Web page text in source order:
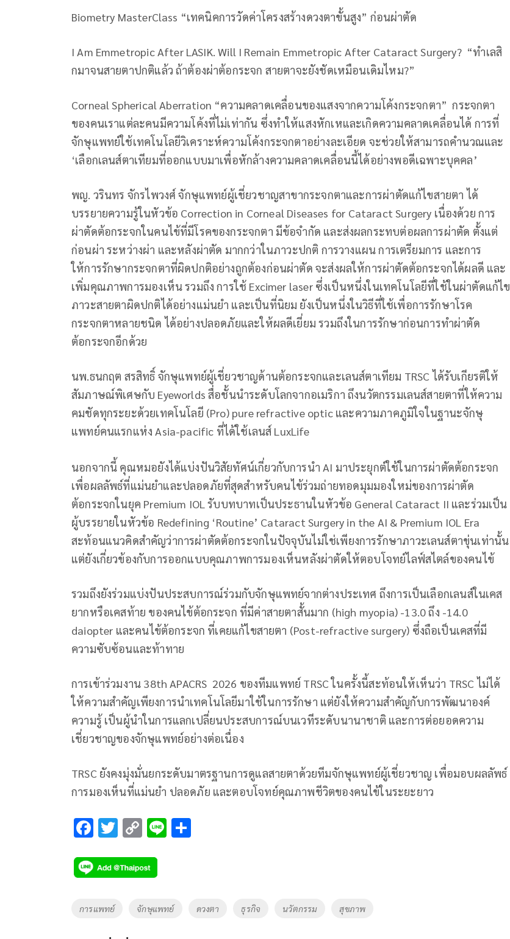
Biometry MasterClass “เทคนิคการวัดค่าโครงสร้างดวงตาขั้นสูง” ก่อนผ่าตัด
I Am Emmetropic After LASIK. Will I Remain Emmetropic After Cataract Surgery? “ทำเลสิ
กมาจนสายตาปกติแล้ว ถ้าต้องผ่าต้อกระจก สายตาจะยังชัดเหมือนเดิมไหม?”
Corneal Spherical Aberration “ความคลาดเคลื่อนของแสงจากความโค้งกระจกตา” กระจกตา
ของคนเราแต่ละคนมีความโค้งที่ไม่เท่ากัน ซึ่งทำให้แสงหักเหและเกิดความคลาดเคลื่อนได้ การที่
จักษุแพทย์ใช้เทคโนโลยีวิเคราะห์ความโค้งกระจกตาอย่างละเอียด จะช่วยให้สามารถคำนวณและ
‘เลือกเลนส์ตาเทียมที่ออกแบบมาเพื่อหักล้างความคลาดเคลื่อนนี้ได้อย่างพอดีเฉพาะบุคคล’
พญ. วรินทร จักรไพวงศ์ จักษุแพทย์ผู้เชี่ยวชาญสาขากระจกตาและการผ่าตัดแก้ไขสายตา ได้
บรรยายความรู้ในหัวข้อ Correction in Corneal Diseases for Cataract Surgery เนื่องด้วย การ
ผ่าตัดต้อกระจกในคนไข้ที่มีโรคของกระจกตา มีข้อจำกัด และส่งผลกระทบต่อผลการผ่าตัด ตั้งแต่
ก่อนผ่า ระหว่างผ่า และหลังผ่าตัด มากกว่าในภาวะปกติ การวางแผน การเตรียมการ และการ
ให้การรักษากระจกตาที่ผิดปกติอย่างถูกต้องก่อนผ่าตัด จะส่งผลให้การผ่าตัดต้อกระจกได้ผลดี และ
เพิ่มคุณภาพการมองเห็น รวมถึง การใช้ Excimer laser ซึ่งเป็นหนึ่งในเทคโนโลยีที่ใช้ในผ่าตัดแก้ไข
ภาวะสายตาผิดปกติได้อย่างแม่นยำ และเป็นที่นิยม ยังเป็นหนึ่งในวิธีที่ใช้เพื่อการรักษาโรค
กระจกตาหลายชนิด ได้อย่างปลอดภัยและให้ผลดีเยี่ยม รวมถึงในการรักษาก่อนการทำผ่าตัด
ต้อกระจกอีกด้วย
นพ.ธนกฤต สรสิทธิ์ จักษุแพทย์ผู้เชี่ยวชาญด้านต้อกระจกและเลนส์ตาเทียม TRSC ได้รับเกียรติให้
สัมภาษณ์พิเศษกับ Eyeworlds สื่อชั้นนำระดับโลกจากอเมริกา ถึงนวัตกรรมเลนส์สายตาที่ให้ความ
คมชัดทุกระยะด้วยเทคโนโลยี (Pro) pure refractive optic และความภาคภูมิใจในฐานะจักษุ
แพทย์คนแรกแห่ง Asia-pacific ที่ได้ใช้เลนส์ LuxLife
นอกจากนี้ คุณหมอยังได้แบ่งปันวิสัยทัศน์เกี่ยวกับการนำ AI มาประยุกต์ใช้ในการผ่าตัดต้อกระจก
เพื่อผลลัพธ์ที่แม่นยำและปลอดภัยที่สุดสำหรับคนไข้ร่วมถ่ายทอดมุมมองใหม่ของการผ่าตัด
ต้อกระจกในยุค Premium IOL รับบทบาทเป็นประธานในหัวข้อ General Cataract II และร่วมเป็น
ผู้บรรยายในหัวข้อ Redefining ‘Routine’ Cataract Surgery in the AI & Premium IOL Era
สะท้อนแนวคิดสำคัญว่าการผ่าตัดต้อกระจกในปัจจุบันไม่ใช่เพียงการรักษาภาวะเลนส์ตาขุ่นเท่านั้น
แต่ยังเกี่ยวข้องกับการออกแบบคุณภาพการมองเห็นหลังผ่าตัดให้ตอบโจทย์ไลฟ์สไตล์ของคนไข้
รวมถึงยังร่วมแบ่งปันประสบการณ์ร่วมกับจักษุแพทย์จากต่างประเทศ ถึงการเป็นเลือกเลนส์ในเคส
ยากหรือเคสท้าย ของคนไข้ต้อกระจก ที่มีค่าสายตาสั้นมาก (high myopia) -13.0 ถึง -14.0
daiopter และคนไข้ต้อกระจก ที่เคยแก้ไขสายตา (Post-refractive surgery) ซึ่งถือเป็นเคสที่มี
ความซับซ้อนและท้าทาย
การเข้าร่วมงาน 38th APACRS 2026 ของทีมแพทย์ TRSC ในครั้งนี้สะท้อนให้เห็นว่า TRSC ไม่ได้
ให้ความสำคัญเพียงการนำเทคโนโลยีมาใช้ในการรักษา แต่ยังให้ความสำคัญกับการพัฒนาองค์
ความรู้ เป็นผู้นำในการแลกเปลี่ยนประสบการณ์บนเวทีระดับนานาชาติ และการต่อยอดความ
เชี่ยวชาญของจักษุแพทย์อย่างต่อเนื่อง
TRSC ยังคงมุ่งมั่นยกระดับมาตรฐานการดูแลสายตาด้วยทีมจักษุแพทย์ผู้เชี่ยวชาญ เพื่อมอบผลลัพธ์
การมองเห็นที่แม่นยำ ปลอดภัย และตอบโจทย์คุณภาพชีวิตของคนไข้ในระยะยาว
F
e
b
o
T
tt
er
C
p
y
Li
Li
Tags
การแพทย์ จักษุแพทย์ ดวงตา ธุรกิจ นวัตกรรม สุขภาพ